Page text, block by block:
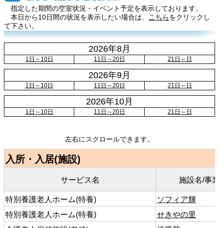
指定した期間の空室状況・イベント予定を表示しております。
本日から10日間の状況を表示したい場合は、
こちらをクリックし
て下さい。
2026年8月
1日～10日 11日～20日 21日～日
2026年9月
1日～10日 11日～20日 21日～日
2026年10月
1日～10日 11日～20日 21日～日
左右にスクロールできます。
入所・入居(施設)
サービス名 施設名/事
特別養護老人ホーム(特養)
ソフィア輝
特別養護老人ホーム(特養)
せきやの里